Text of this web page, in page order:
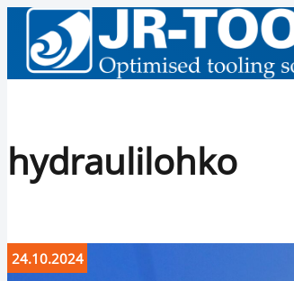
hydraulilohko
24.10.2024